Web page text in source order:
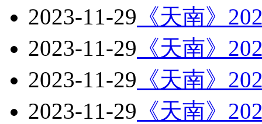
2023-11-29 《天南》
2023-11-29 《天南》
2023-11-29 《天南》
2023-11-29 《天南》